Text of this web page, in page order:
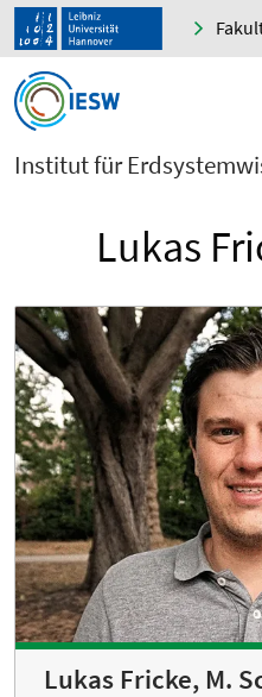
Institut für
Lukas
Lukas Fricke, M.